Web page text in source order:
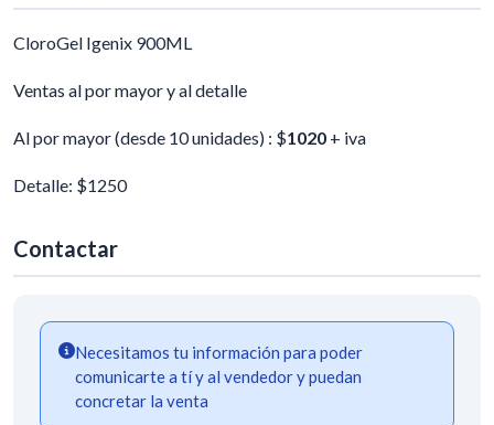
CloroGel Igenix 900ML
Ventas al por mayor y al detalle
Al por mayor (desde 10 unidades) : $1020 + iva
Detalle: $1250
Contactar
Necesitamos tu información para poder
comunicarte a tí y al vendedor y puedan
concretar la venta